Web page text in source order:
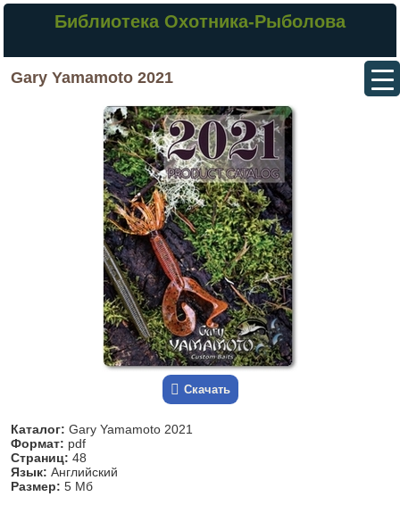
Библиотека Охотника-Рыболова
Gary Yamamoto 2021
Скачать
Каталог: Gary Yamamoto 2021
Формат: pdf
Страниц: 48
Язык: Английский
Размер: 5 Мб